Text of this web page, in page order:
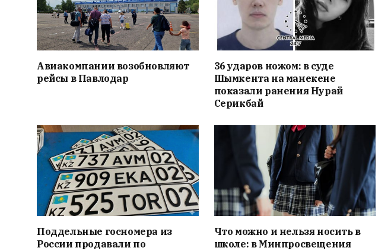
Авиакомпании возобновляют
рейсы в Павлодар
36 ударов ножом: в суде
Шымкента на манекене
показали ранения Нурай
Серикбай
Поддельные госномера из
России продавали по
Что можно и нельзя носить в
школе: в Минпросвещения